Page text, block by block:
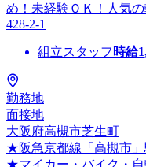
め！未経験ＯＫ！人気
428-2-1
組立スタッフ 時給
勤務地
面接地
大阪府高槻市芝生町
★阪急京都線「高槻市」
★マイカー・バイク・